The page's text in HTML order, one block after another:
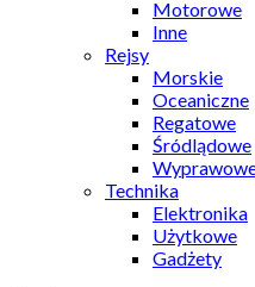
Motorowe
Inne
Rejsy
Morskie
Oceaniczne
Regatowe
Śródlądowe
Technika
Elektronika
Użytkowe
Gadżety